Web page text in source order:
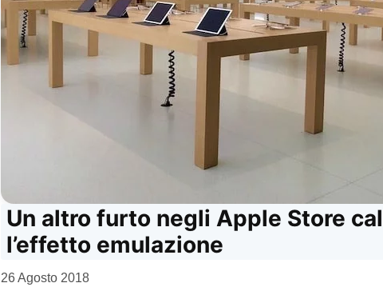
Un altro furto negli Apple Store
l’effetto emulazione
da
26 Agosto 2018